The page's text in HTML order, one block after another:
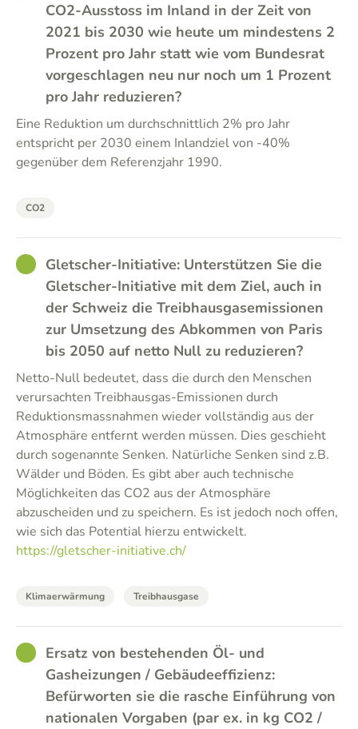
CO2-Ausstoss im Inland in der Zeit von
2021 bis 2030 wie heute um mindestens 2
Prozent pro Jahr statt wie vom Bundesrat
vorgeschlagen neu nur noch um 1 Prozent
pro Jahr reduzieren?
Eine Reduktion um durchschnittlich 2% pro Jahr
entspricht per 2030 einem Inlandziel von -40%
gegenüber dem Referenzjahr 1990.
CO2
GOODGletscher-Initiative: Unterstützen Sie die
Gletscher-Initiative mit dem Ziel, auch in
der Schweiz die Treibhausgasemissionen
zur Umsetzung des Abkommen von Paris
bis 2050 auf netto Null zu reduzieren?
Netto-Null bedeutet, dass die durch den Menschen
verursachten Treibhausgas-Emissionen durch
Reduktionsmassnahmen wieder vollständig aus der
Atmosphäre entfernt werden müssen. Dies geschieht
durch sogenannte Senken. Natürliche Senken sind z.B.
Wälder und Böden. Es gibt aber auch technische
Möglichkeiten das CO2 aus der Atmosphäre
abzuscheiden und zu speichern. Es ist jedoch noch offen,
wie sich das Potential hierzu entwickelt.
https://gletscher-initiative.ch/
Klimaerwärmung Treibhausgase
GOODErsatz von bestehenden Öl- und
Gasheizungen / Gebäudeeffizienz:
Befürworten sie die rasche Einführung von
nationalen Vorgaben (par ex. in kg CO2 /